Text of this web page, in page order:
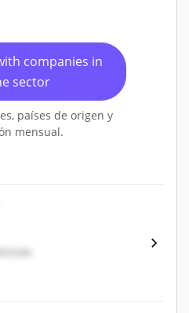
companies in
sector
países de origen y
mensual.